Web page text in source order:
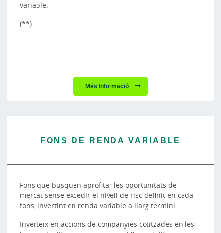
variable.
(**)
Més Informació
FONS DE RENDA VARIABLE
Fons que busquen aprofitar les oportunitats de
mercat sense excedir el nivell de risc definit en cada
fons, invertint en renda variable a llarg termini.
Inverteix en accions de companyies cotitzades en les